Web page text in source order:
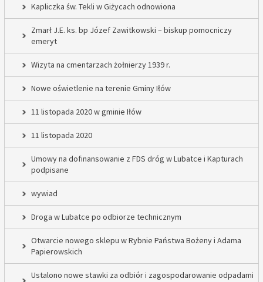
Kapliczka św. Tekli w Giżycach odnowiona
Zmarł J.E. ks. bp Józef Zawitkowski – biskup pomocniczy
emeryt
Wizyta na cmentarzach żołnierzy 1939 r.
Nowe oświetlenie na terenie Gminy Iłów
11 listopada 2020 w gminie Iłów
11 listopada 2020
Umowy na dofinansowanie z FDS dróg w Lubatce i Kapturach
podpisane
wywiad
Droga w Lubatce po odbiorze technicznym
Otwarcie nowego sklepu w Rybnie Państwa Bożeny i Adama
Papierowskich
Ustalono nowe stawki za odbiór i zagospodarowanie odpadami